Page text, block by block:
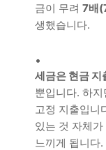
금이 무려 7배
생했습니다.
세금은 현금 지
뿐입니다. 하
고정 지출입니
있는 것 자체
느끼게 됩니다.